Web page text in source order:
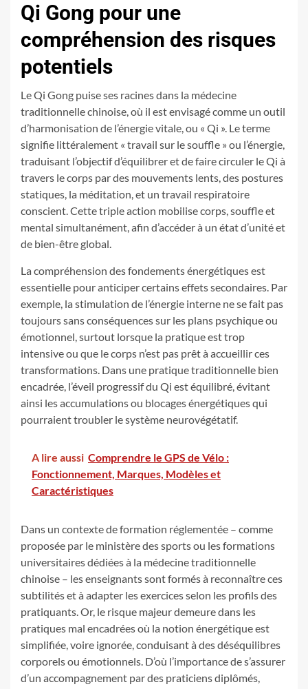
Qi Gong pour une
compréhension des risques
potentiels
Le Qi Gong puise ses racines dans la médecine
traditionnelle chinoise, où il est envisagé comme un outil
d’harmonisation de l’énergie vitale, ou « Qi ». Le terme
signifie littéralement « travail sur le souffle » ou l’énergie,
traduisant l’objectif d’équilibrer et de faire circuler le Qi à
travers le corps par des mouvements lents, des postures
statiques, la méditation, et un travail respiratoire
conscient. Cette triple action mobilise corps, souffle et
mental simultanément, afin d’accéder à un état d’unité et
de bien-être global.
La compréhension des fondements énergétiques est
essentielle pour anticiper certains effets secondaires. Par
exemple, la stimulation de l’énergie interne ne se fait pas
toujours sans conséquences sur les plans psychique ou
émotionnel, surtout lorsque la pratique est trop
intensive ou que le corps n’est pas prêt à accueillir ces
transformations. Dans une pratique traditionnelle bien
encadrée, l’éveil progressif du Qi est équilibré, évitant
ainsi les accumulations ou blocages énergétiques qui
pourraient troubler le système neurovégétatif.
A lire aussi Comprendre le GPS de Vélo :
Fonctionnement, Marques, Modèles et
Caractéristiques
Dans un contexte de formation réglementée – comme
proposée par le ministère des sports ou les formations
universitaires dédiées à la médecine traditionnelle
chinoise – les enseignants sont formés à reconnaître ces
subtilités et à adapter les exercices selon les profils des
pratiquants. Or, le risque majeur demeure dans les
pratiques mal encadrées où la notion énergétique est
simplifiée, voire ignorée, conduisant à des déséquilibres
corporels ou émotionnels. D’où l’importance de s’assurer
d’un accompagnement par des praticiens diplômés,